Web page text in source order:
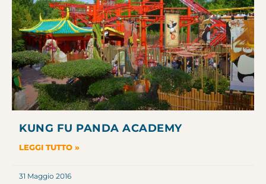
KUNG FU PANDA ACADEMY
LEGGI TUTTO »
31 Maggio 2016